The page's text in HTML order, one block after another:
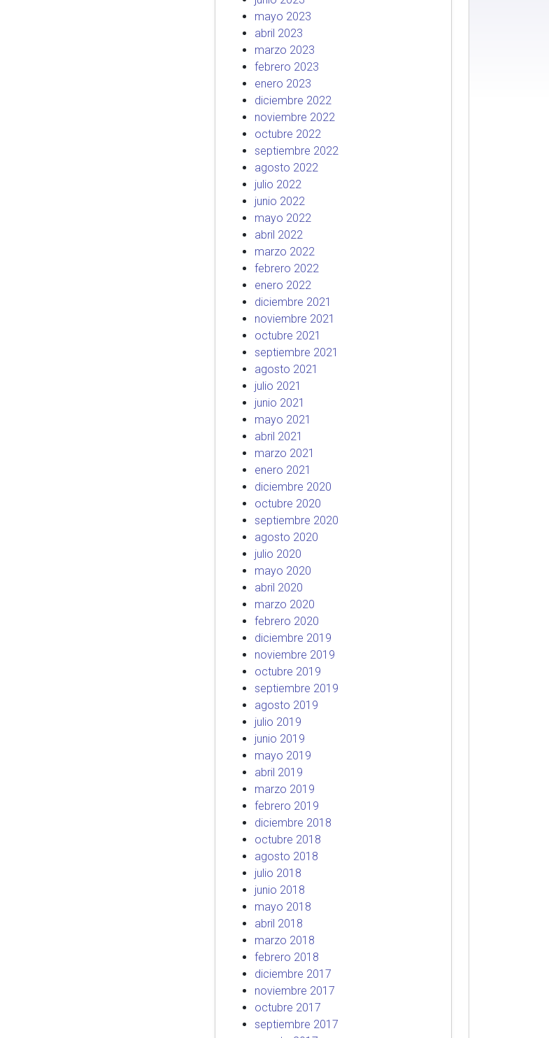
mayo 2023
abril 2023
marzo 2023
febrero 2023
enero 2023
diciembre 2022
noviembre 2022
octubre 2022
septiembre 2022
agosto 2022
julio 2022
junio 2022
mayo 2022
abril 2022
marzo 2022
febrero 2022
enero 2022
diciembre 2021
noviembre 2021
octubre 2021
septiembre 2021
agosto 2021
julio 2021
junio 2021
mayo 2021
abril 2021
marzo 2021
enero 2021
diciembre 2020
octubre 2020
septiembre 2020
agosto 2020
julio 2020
mayo 2020
abril 2020
marzo 2020
febrero 2020
diciembre 2019
noviembre 2019
octubre 2019
septiembre 2019
agosto 2019
julio 2019
junio 2019
mayo 2019
abril 2019
marzo 2019
febrero 2019
diciembre 2018
octubre 2018
agosto 2018
julio 2018
junio 2018
mayo 2018
abril 2018
marzo 2018
febrero 2018
diciembre 2017
noviembre 2017
octubre 2017
septiembre 2017